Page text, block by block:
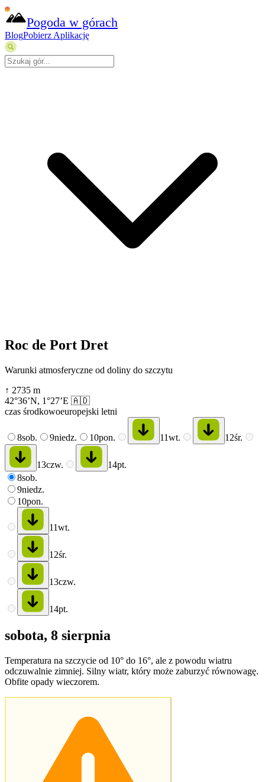
Pogoda w górach
BlogPobierz Aplikację
Roc de Port Dret
Warunki atmosferyczne od doliny do szczytu
↑ 2735 m
42°36’N, 1°27’E 🇦🇩
czas środkowoeuropejski letni
8sob. 9niedz. 10pon. 11wt. 12śr.
13czw. 14pt.
8sob.
9niedz.
10pon.
11wt.
12śr.
13czw.
14pt.
sobota, 8 sierpnia
Temperatura na szczycie od 10° do 16°, ale z powodu wiatru
odczuwalnie zimniej. Silny wiatr, który może zaburzyć równowagę.
Obfite opady wieczorem.